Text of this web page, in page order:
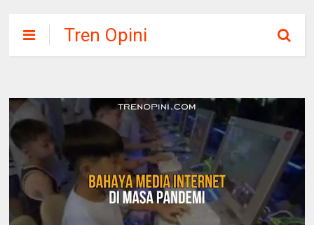
Tren Opini